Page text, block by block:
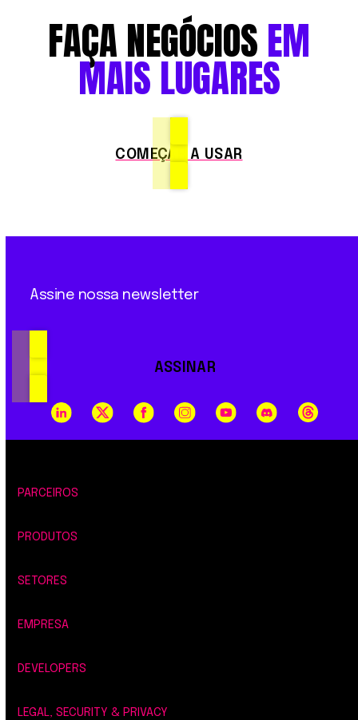
FAÇA NEGÓCIOS EM
MAIS LUGARES
COMEÇAR A USAR
Assine nossa newsletter
ASSINAR
PARCEIROS
PRODUTOS
SETORES
EMPRESA
DEVELOPERS
LEGAL, SECURITY & PRIVACY